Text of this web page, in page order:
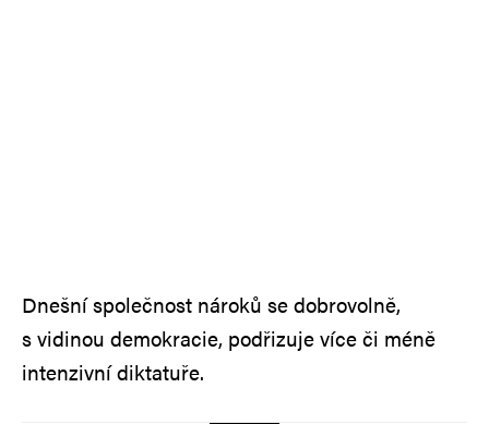
Dnešní společnost nároků se dobrovolně,
s vidinou demokracie, podřizuje více či méně
intenzivní diktatuře.